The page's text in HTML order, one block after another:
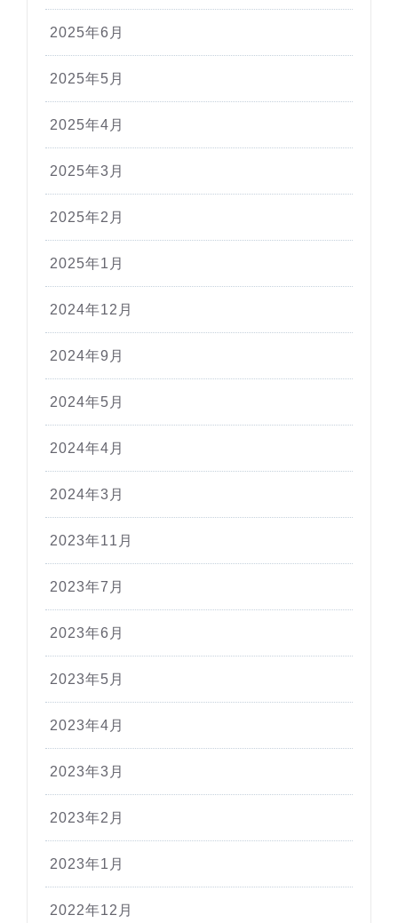
2025年6月
2025年5月
2025年4月
2025年3月
2025年2月
2025年1月
2024年12月
2024年9月
2024年5月
2024年4月
2024年3月
2023年11月
2023年7月
2023年6月
2023年5月
2023年4月
2023年3月
2023年2月
2023年1月
2022年12月